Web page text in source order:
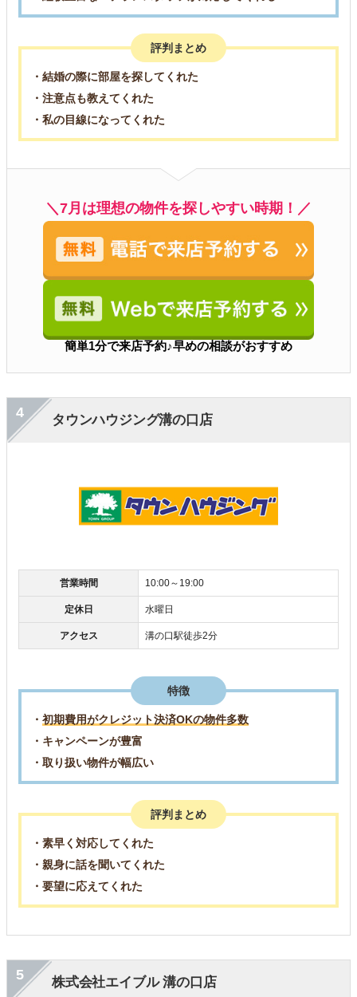
評判まとめ
・結婚の際に部屋を探してくれた
・注意点も教えてくれた
・私の目線になってくれた
＼7月は理想の物件を探しやすい時期！／
簡単1分で来店予約♪早めの相談がおすすめ
タウンハウジング溝の口店
4
営業時間 10:00～19:00
定休日 水曜日
アクセス 溝の口駅徒歩2分
特徴
・ 初期費用がクレジット決済OKの物件多数
・キャンペーンが豊富
・取り扱い物件が幅広い
評判まとめ
・素早く対応してくれた
・親身に話を聞いてくれた
・要望に応えてくれた
株式会社エイブル 溝の口店
5